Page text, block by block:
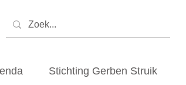
Stichting Gerben Struik